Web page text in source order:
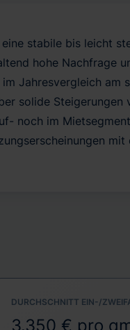
stabile bis leicht
hohe Nachfrage
Jahresvergleich am
solide Steigerungen
noch im
DURCHSCHNITT EIN-/
3.350 € pro